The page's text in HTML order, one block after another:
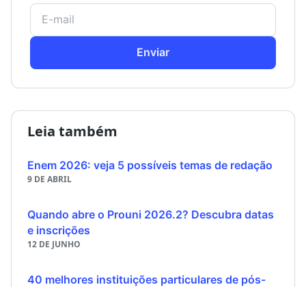
Enviar
Leia também
Enem 2026: veja 5 possíveis temas de redação
9 DE ABRIL
Quando abre o Prouni 2026.2? Descubra datas
e inscrições
12 DE JUNHO
40 melhores instituições particulares de pós-